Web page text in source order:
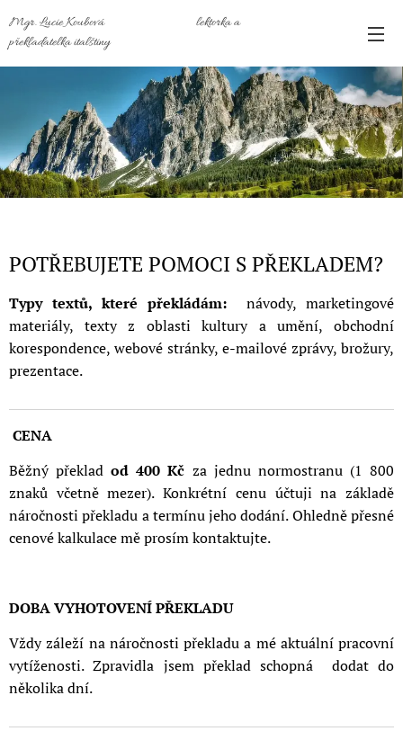
Mgr. Lucie Koubová
lektorka a
překladatelka italštiny
POTŘEBUJETE POMOCI S PŘEKLADEM?
Typy textů, které překládám: návody, marketingové
materiály, texty z oblasti kultury a umění, obchodní
korespondence, webové stránky, e-mailové zprávy, brožury,
prezentace.
CENA
Běžný překladod 400 Kč za jednu normostranu (1 800
znaků včetně mezer). Konkrétní cenu účtuji na základě
náročnosti překladu a termínu jeho dodání. Ohledně přesné
cenové kalkulace mě prosím kontaktujte.
DOBA VYHOTOVENÍ PŘEKLADU
Vždy záleží na náročnosti překladu a mé aktuální pracovní
vytíženosti. Zpravidla jsem překlad schopná dodat do
několika dní.